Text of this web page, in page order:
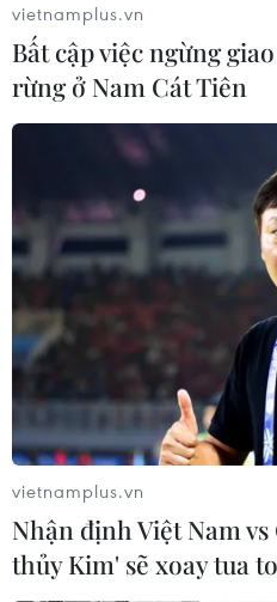
vietnamplus.vn
Bất cập việc ngừng
rừng ở Nam Cát Tiên
vietnamplus.vn
Nhận định Việt Nam
thủy Kim' sẽ xoay tua